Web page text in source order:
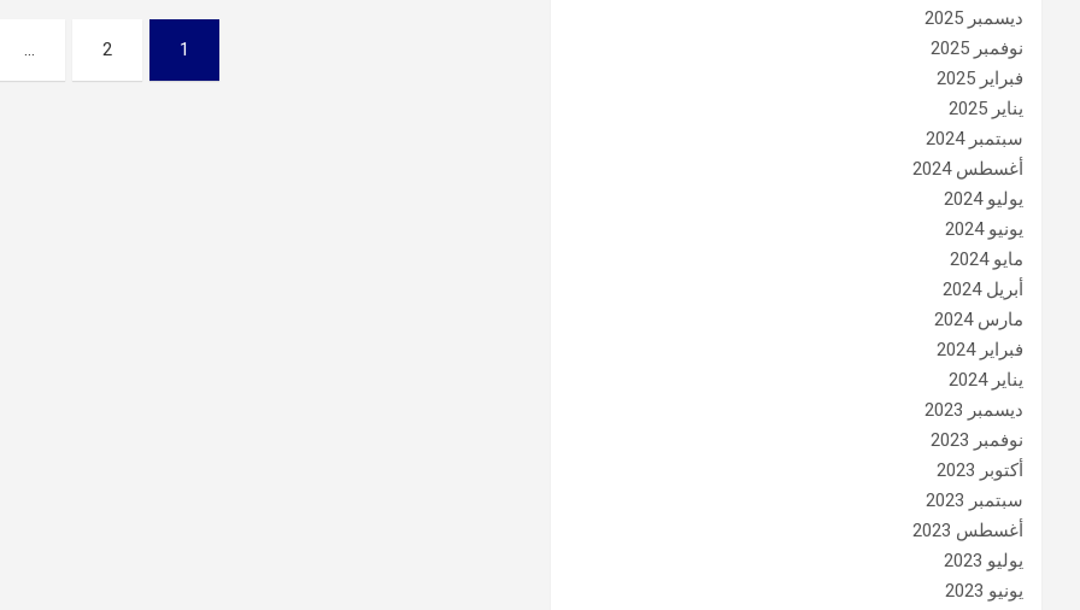
1
2
…
ديسمبر 2025
نوفمبر 2025
فبراير 2025
يناير 2025
سبتمبر 2024
أغسطس 2024
يوليو 2024
يونيو 2024
مايو 2024
أبريل 2024
مارس 2024
فبراير 2024
يناير 2024
ديسمبر 2023
نوفمبر 2023
أكتوبر 2023
سبتمبر 2023
أغسطس 2023
يوليو 2023
يونيو 2023